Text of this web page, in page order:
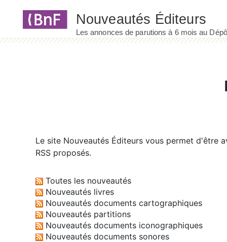
Le site Nouveautés Éditeurs vous permet d'être
RSS proposés.
Toutes les nouveautés
Nouveautés livres
Nouveautés documents cartographiques
Nouveautés partitions
Nouveautés documents iconographiques
Nouveautés documents sonores